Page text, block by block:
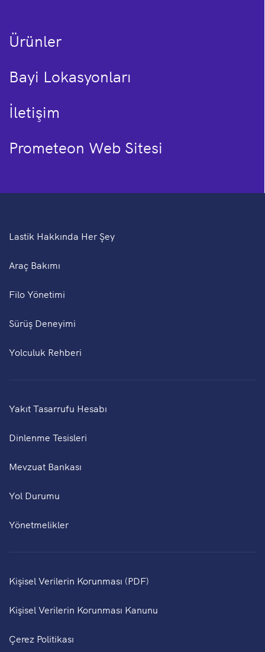
Ürünler
Bayi Lokasyonları
İletişim
Prometeon Web Sitesi
Lastik Hakkında Her Şey
Araç Bakımı
Filo Yönetimi
Sürüş Deneyimi
Yolculuk Rehberi
Yakıt Tasarrufu Hesabı
Dinlenme Tesisleri
Mevzuat Bankası
Yol Durumu
Yönetmelikler
Kişisel Verilerin Korunması (PDF)
Kişisel Verilerin Korunması Kanunu
Çerez Politikası